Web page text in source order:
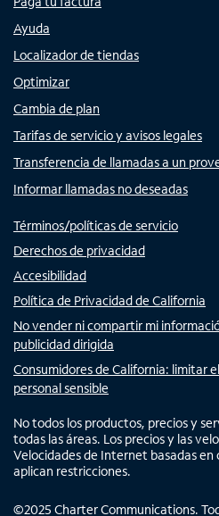
Ayuda
Localizador de tiendas
Optimizar
Cambia de plan
Tarifas de servicio y avisos legales
Transferencia de llamadas a un
Informar llamadas no deseadas
Términos/políticas de servicio
Derechos de privacidad
Accesibilidad
Política de Privacidad de California
No vender ni compartir mi
publicidad dirigida
Consumidores de California: limitar
personal sensible
No todos los productos, precios y
todas las áreas. Los precios y las
Velocidades de Internet basadas en
aplican restricciones.
©2025 Charter Communications.